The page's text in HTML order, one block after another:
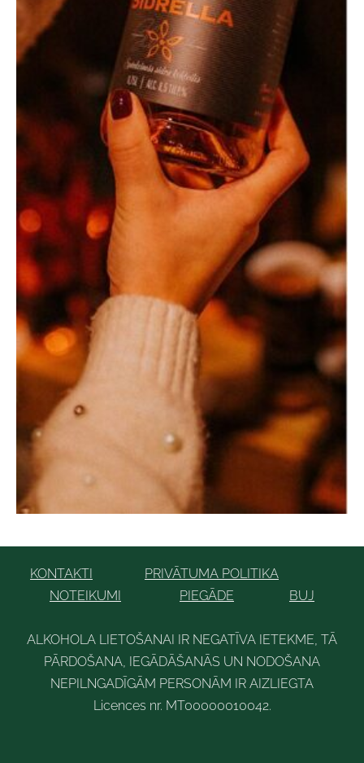
KONTAKTI
PRIVĀTUMA POLITIKA
NOTEIKUMI
PIEGĀDE BUJ
ALKOHOLA LIETOŠANAI IR NEGATĪVA IETEKME, TĀ
PĀRDOŠANA, IEGĀDĀŠANĀS UN NODOŠANA
NEPILNGADĪGĀM PERSONĀM IR AIZLIEGTA
Licences nr. MT00000010042.